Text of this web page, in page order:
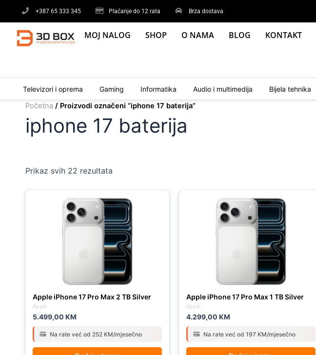
content
+387 65 333 345 Plaćanje do 12 rata Brza dostava
MOJ NALOG SHOP O NAMA BLOG KONTAKT
Televizori i oprema Gaming Informatika Audio i multimedija Bijela tehnika
Početna / Proizvodi označeni “iphone 17 baterija”
iphone 17 baterija
Prikaz svih 22 rezultata
by
Apple
Apple iPhone 17 Pro Max 2 TB Silver
5.499,00 KM
Na rate već od 252 KM/mjesečno
Apple
Apple iPhone 17 Pro Max 1 TB Silver
4.299,00 KM
Na rate već od 197 KM/mjesečno